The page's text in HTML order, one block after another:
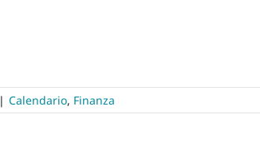
| Calendario, Finanza